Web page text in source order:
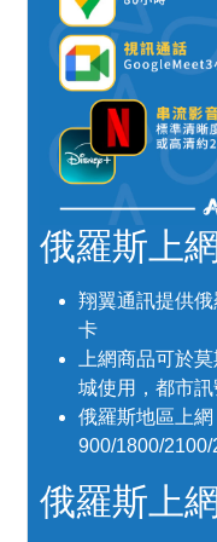
俄羅斯上
翔翼通訊提供
卡
上網商品可於
城使用，都市
俄羅斯地區上
900/1800/2100/
俄羅斯上